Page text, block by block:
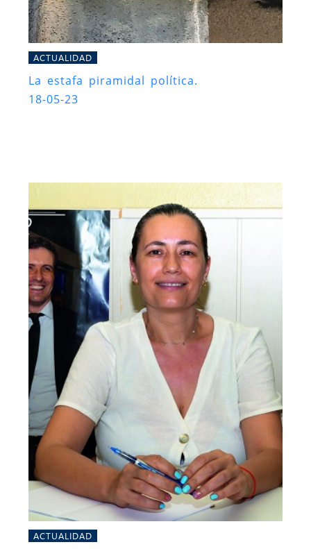
ACTUALIDAD
La estafa piramidal política.
18-05-23
ACTUALIDAD